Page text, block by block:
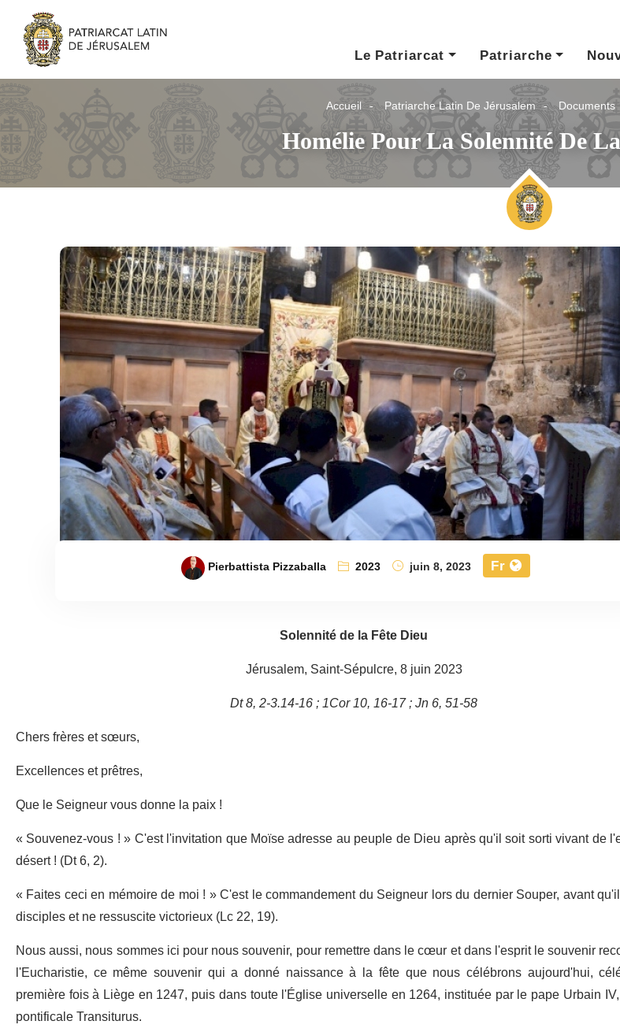
Le Patriarcat
Patriarche
Accueil Patriarche Latin De Jérusalem Documents
Homélie Pour La Solennité De
Pierbattista Pizzaballa 2023 juin 8, 2023 Fr
Solennité de la Fête Dieu
Jérusalem, Saint-Sépulcre, 8 juin 2023
Dt 8, 2-3.14-16 ; 1Cor 10, 16-17 ; Jn 6, 51-58
Chers frères et sœurs,
Excellences et prêtres,
Que le Seigneur vous donne la paix !
« Souvenez-vous ! » C'est l'invitation que Moïse adresse au peuple de Dieu après qu'il soit sorti vivant de
désert ! (Dt 6, 2).
« Faites ceci en mémoire de moi ! » C'est le commandement du Seigneur lors du dernier Souper, avant
disciples et ne ressuscite victorieux (Lc 22, 19).
Nous aussi, nous sommes ici pour nous souvenir, pour remettre dans le cœur et dans l'esprit le souvenir
l'Eucharistie, ce même souvenir qui a donné naissance à la fête que nous célébrons aujourd'hui,
première fois à Liège en 1247, puis dans toute l'Église universelle en 1264, instituée par le pape Urbain
pontificale Transiturus.